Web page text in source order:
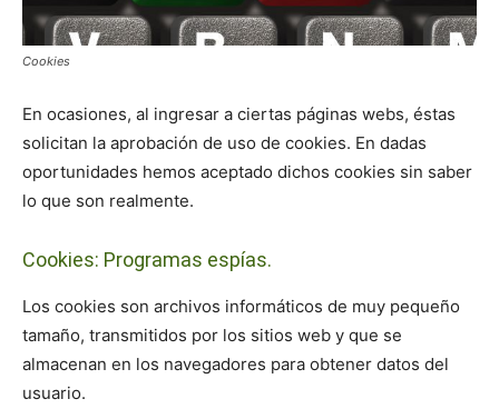
Cookies
En ocasiones, al ingresar a ciertas páginas webs, éstas
solicitan la aprobación de uso de cookies. En dadas
oportunidades hemos aceptado dichos cookies sin saber
lo que son realmente.
Cookies: Programas espías.
Los cookies son archivos informáticos de muy pequeño
tamaño, transmitidos por los sitios web y que se
almacenan en los navegadores para obtener datos del
usuario.